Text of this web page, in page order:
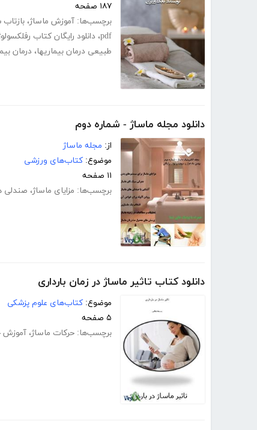
۱۸۷ صفحه
برچسب‌ها: آموزش ماساژ،
pdf، دانلود رایگان کتاب
طبیعی درمان بیماریها، درمان
دانلود مجله ماساژ - شماره دوم
از: مجله ماساژ
موضوع: کتاب‌های ورزشی
۱۱ صفحه
برچسب‌ها: مزایای ماساژ، صندلی
دانلود کتاب تاثیر ماساژ در زمان بارداری
موضوع: کتاب‌های علوم پزشکی
۵ صفحه
برچسب‌ها: حرکات ماساژ، آموزش